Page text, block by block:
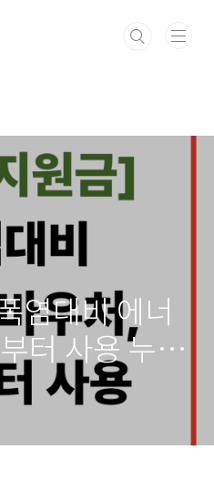
염대비 에너
터 사용 누가